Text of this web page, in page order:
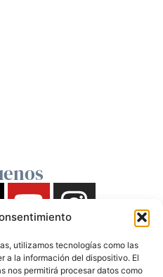
utilizamos tecnologías como las
a la información del dispositivo. El
nos permitirá procesar datos como